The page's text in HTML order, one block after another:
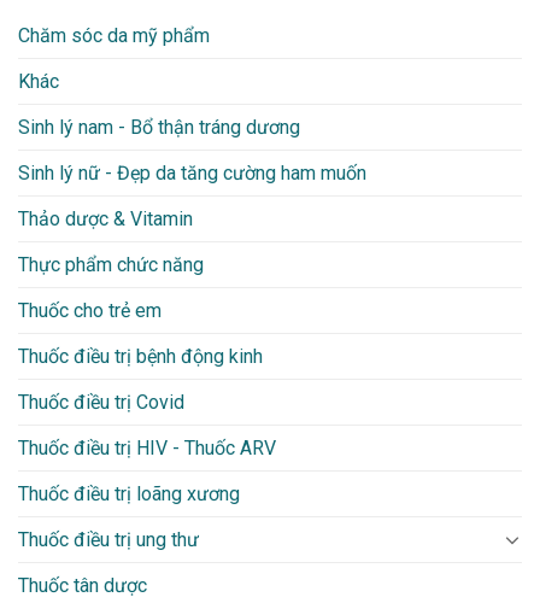
Chăm sóc da mỹ phẩm
Khác
Sinh lý nam - Bổ thận tráng dương
Sinh lý nữ - Đẹp da tăng cường ham muốn
Thảo dược & Vitamin
Thực phẩm chức năng
Thuốc cho trẻ em
Thuốc điều trị bệnh động kinh
Thuốc điều trị Covid
Thuốc điều trị HIV - Thuốc ARV
Thuốc điều trị loãng xương
Thuốc điều trị ung thư
Thuốc tân dược